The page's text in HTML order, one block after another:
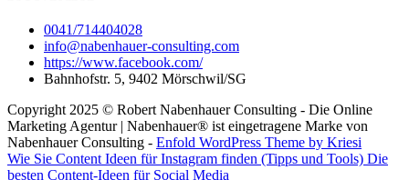
0041/714404028
info@nabenhauer-consulting.com
https://www.facebook.com/
Bahnhofstr. 5, 9402 Mörschwil/SG
Copyright 2025 © Robert Nabenhauer Consulting - Die Online
Marketing Agentur | Nabenhauer® ist eingetragene Marke von
Nabenhauer Consulting - Enfold WordPress Theme by Kriesi
Wie Sie Content Ideen für Instagram finden (Tipps und Tools) Die
besten Content-Ideen für Social Media